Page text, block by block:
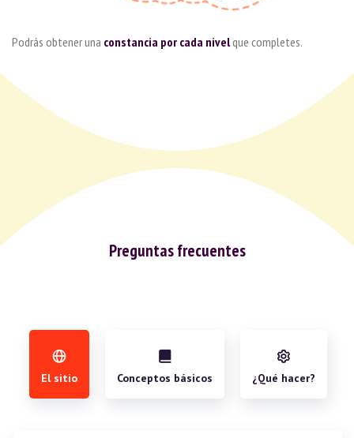
Podrás obtener una constancia por cada nivelque completes.
Preguntas frecuentes
El sitio Conceptos básicos ¿Qué hacer?